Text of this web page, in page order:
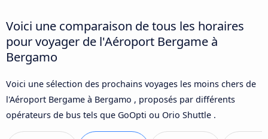
Voici une comparaison de tous les horaires
pour voyager de l'Aéroport Bergame à
Bergamo
Voici une sélection des prochains voyages les moins chers de
l'Aéroport Bergame à Bergamo , proposés par différents
opérateurs de bus tels que GoOpti ou Orio Shuttle .